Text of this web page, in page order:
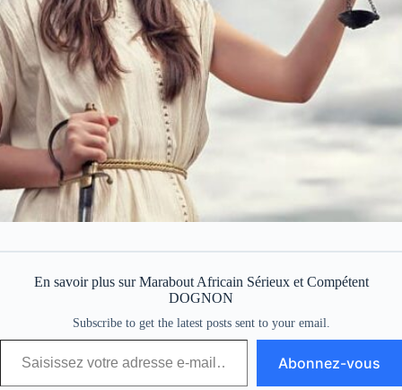
En savoir plus sur Marabout Africain Sérieux et Compétent
DOGNON
Subscribe to get the latest posts sent to your email.
Abonnez-vous